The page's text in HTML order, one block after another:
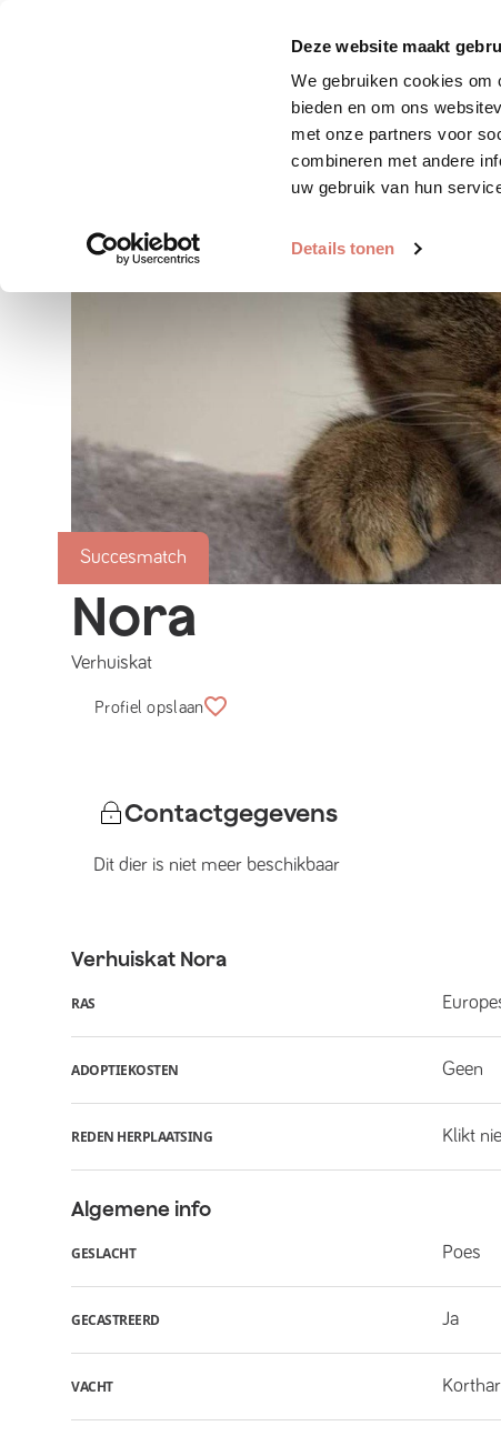
Deze website maakt
We gebruiken cookies om
bieden en om ons
met onze partners voor
combineren met andere
uw gebruik van hun
Details tonen
Zoek huisdier Plaats
Succesmatch
Nora
Verhuiskat
Profiel opslaan
Contactgegevens
Dit dier is niet meer beschikbaar
Verhuiskat Nora
RAS
ADOPTIEKOSTEN Geen
REDEN HERPLAATSING Klikt
Algemene info
GESLACHT Poes
GECASTREERD Ja
VACHT